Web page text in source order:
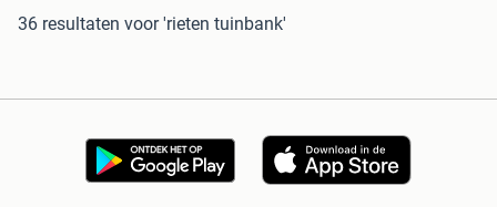
36 resultaten voor 'rieten tuinbank'